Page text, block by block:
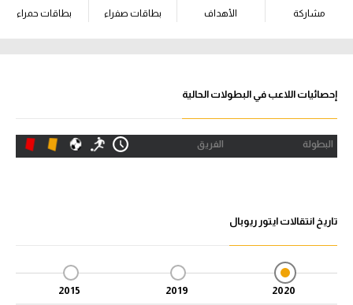
ركن الألعاب
الدوري المصري
الدوري الإنجليزي الممتاز
الدوري الإيطالي
الدوري الألماني
مشاركة الأهداف بطاقات صفراء بطاقات حمراء
إحصائيات اللاعب في البطولات الحالية
البطولة الفريق
تاريخ انتقالات ايتور ريوبال
2020
2019
2015